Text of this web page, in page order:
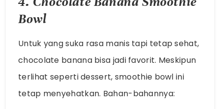
Bowl
Untuk yang suka rasa manis tapi tetap sehat,
chocolate banana bisa jadi favorit. Meskipun
terlihat seperti dessert, smoothie bowl ini
tetap menyehatkan. Bahan-bahannya: